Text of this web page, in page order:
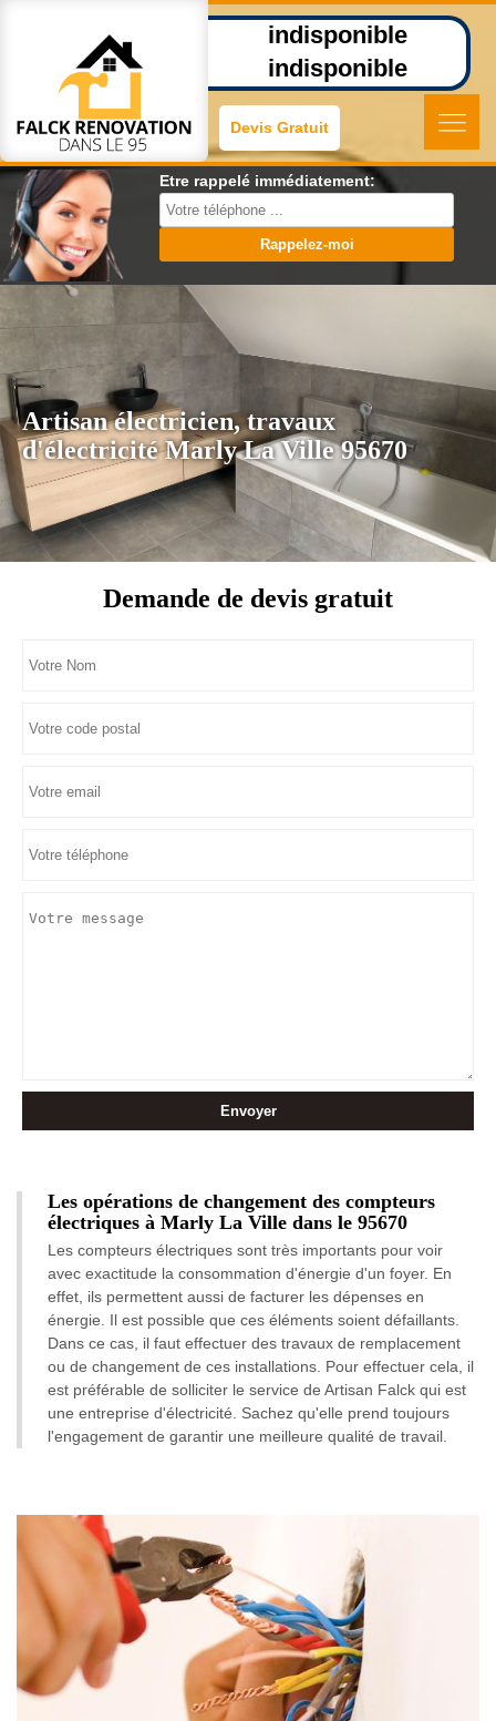
indisponible
indisponible
Devis Gratuit
Etre rappelé immédiatement:
Artisan électricien, travaux
d'électricité Marly La Ville 95670
Demande de devis gratuit
Les opérations de changement des compteurs
électriques à Marly La Ville dans le 95670
Les compteurs électriques sont très importants pour voir
avec exactitude la consommation d'énergie d'un foyer. En
effet, ils permettent aussi de facturer les dépenses en
énergie. Il est possible que ces éléments soient défaillants.
Dans ce cas, il faut effectuer des travaux de remplacement
ou de changement de ces installations. Pour effectuer cela, il
est préférable de solliciter le service de Artisan Falck qui est
une entreprise d'électricité. Sachez qu'elle prend toujours
l'engagement de garantir une meilleure qualité de travail.